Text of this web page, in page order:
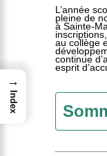
L’année
pleine de
à Sainte-
au collège
continue
esprit
→
Index